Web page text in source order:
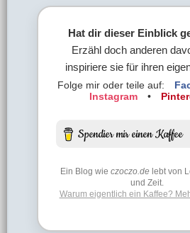
Hat dir dieser Einblick
Erzähl doch anderen
inspiriere sie für ihren
Folge mir oder teile auf:
Instagram
•
Ein Blog wie czoczo.delebt von
und Zeit.
Warum eigentlich ein Kaffee?